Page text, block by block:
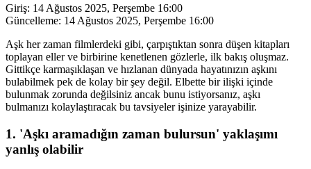
Giriş: 14 Ağustos 2025, Perşembe 16:00
Güncelleme: 14 Ağustos 2025, Perşembe 16:00
Aşk her zaman filmlerdeki gibi, çarpıştıktan sonra düşen kitapları
toplayan eller ve birbirine kenetlenen gözlerle, ilk bakış oluşmaz.
Gittikçe karmaşıklaşan ve hızlanan dünyada hayatınızın aşkını
bulabilmek pek de kolay bir şey değil. Elbette bir ilişki içinde
bulunmak zorunda değilsiniz ancak bunu istiyorsanız, aşkı
bulmanızı kolaylaştıracak bu tavsiyeler işinize yarayabilir.
1. 'Aşkı aramadığın zaman bulursun' yaklaşımı
yanlış olabilir